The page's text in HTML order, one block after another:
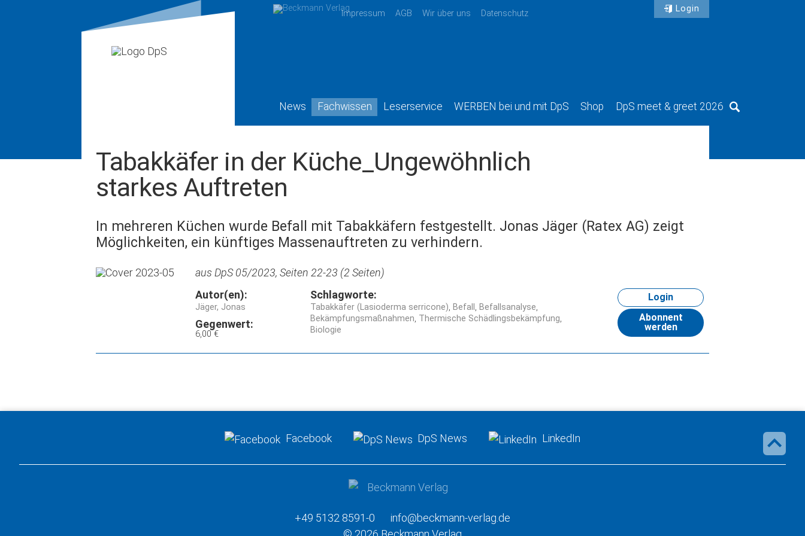
Impressum AGB Wir über uns Datenschutz Login
News Fachwissen Leserservice WERBEN bei und mit DpS Shop DpS meet & greet 2026 Suche
Tabakkäfer in der Küche_Ungewöhnlich
starkes Auftreten
In mehreren Küchen wurde Befall mit Tabakkäfern festgestellt. Jonas Jäger (Ratex AG) zeigt
Möglichkeiten, ein künftiges Massenauftreten zu verhindern.
aus DpS 05/2023, Seiten 22-23 (2 Seiten)
Autor(en):
Jäger, Jonas
Gegenwert:
6,00 €
Schlagworte:
Tabakkäfer (Lasioderma serricone) Befall
Befallsanalyse
Bekämpfungsmaßnahmen Thermische Schädlingsbekämpfung
Biologie
Login
Abonnent
werden
Facebook DpS News LinkedIn
+49 5132 8591-0
info@beckmann-verlag.de